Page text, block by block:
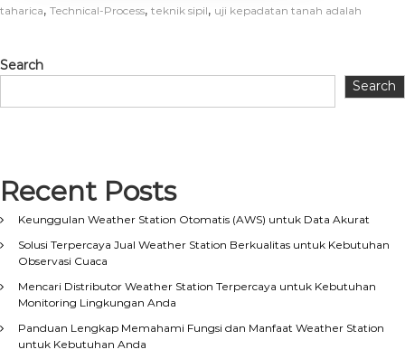
taharica, Technical-Process, teknik sipil, uji kepadatan tanah adalah
Search
Search
Recent Posts
Keunggulan Weather Station Otomatis (AWS) untuk Data Akurat
Solusi Terpercaya Jual Weather Station Berkualitas untuk Kebutuhan
Observasi Cuaca
Mencari Distributor Weather Station Terpercaya untuk Kebutuhan
Monitoring Lingkungan Anda
Panduan Lengkap Memahami Fungsi dan Manfaat Weather Station
untuk Kebutuhan Anda